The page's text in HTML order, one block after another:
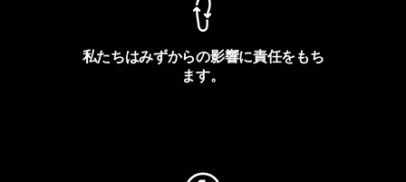
私たちはみずからの影響に責任をもち
ます。